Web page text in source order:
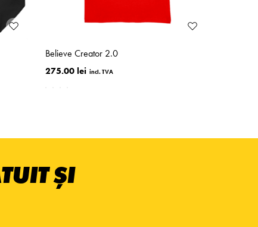
Believe Creator 2.0
275.00 lei
ȘI